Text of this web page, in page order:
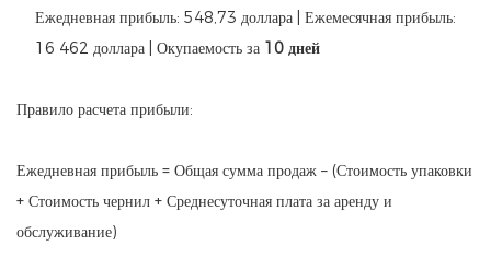
Ежедневная прибыль: 548,73 доллара | Ежемесячная прибыль:
16 462 доллара | Окупаемость за 10 дней
Правило расчета прибыли:
Ежедневная прибыль = Общая сумма продаж – (Стоимость упаковки
+ Стоимость чернил + Среднесуточная плата за аренду и
обслуживание)